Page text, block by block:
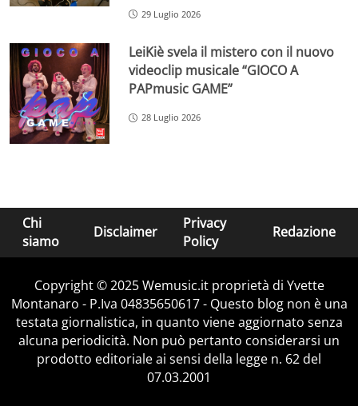
29 Luglio 2026
LeiKiè svela il mistero con il nuovo
videoclip musicale “GIOCO A
PAPmusic GAME”
28 Luglio 2026
Chi
siamo
Disclaimer
Privacy
Policy
Redazione
Copyright © 2025 Wemusic.it proprietà di Yvette
Montanaro - P.Iva 04835650617 - Questo blog non è una
testata giornalistica, in quanto viene aggiornato senza
alcuna periodicità. Non può pertanto considerarsi un
prodotto editoriale ai sensi della legge n. 62 del
07.03.2001